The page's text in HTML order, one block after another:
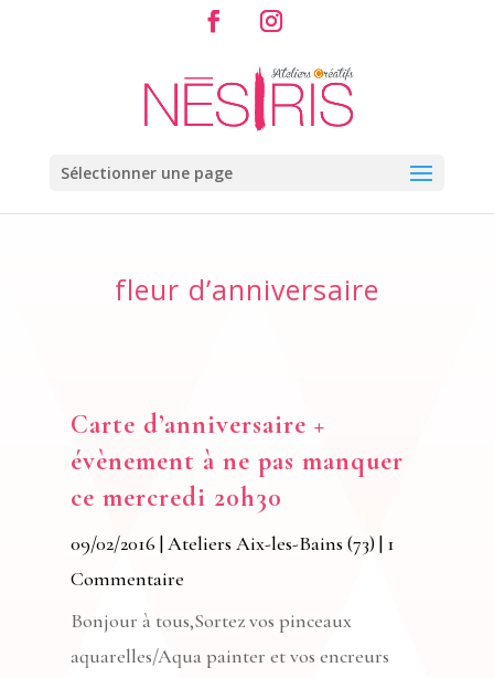
Sélectionner une page
fleur d’anniversaire
Carte d’anniversaire +
évènement à ne pas manquer
ce mercredi 20h30
09/02/2016 |Ateliers Aix-les-Bains (73)| 1
Commentaire
Bonjour à tous,Sortez vos pinceaux
aquarelles/Aqua painter et vos encreurs